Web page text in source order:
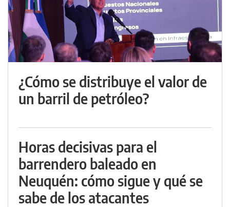
¿Cómo se distribuye el valor de
un barril de petróleo?
Horas decisivas para el
barrendero baleado en
Neuquén: cómo sigue y qué se
sabe de los atacantes